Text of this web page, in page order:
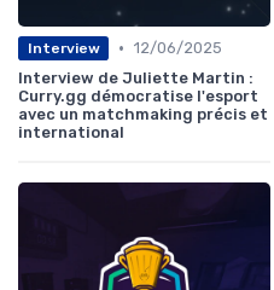
Interview • 12/06/2025
Interview de Juliette Martin :
Curry.gg démocratise l'esport
avec un matchmaking précis et
international